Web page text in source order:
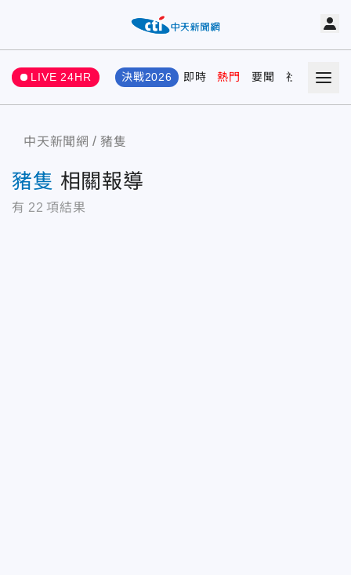
LIVE 24HR 決戰2026 即時 熱門 要聞 社會 娛樂
中天新聞網 豬隻
豬隻 相關報導
有 22 項結果